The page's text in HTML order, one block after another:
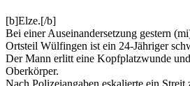
[b]Elze.[/b]
Bei einer Auseinandersetzung gestern
Ortsteil Wülfingen ist ein 24-Jähriger
Der Mann erlitt eine Kopfplatzwunde
Oberkörper.
Nach Polizeiangaben eskalierte ein Streit